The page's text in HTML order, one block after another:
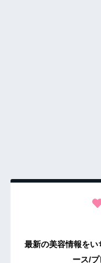
最新の美容情報をい
ース/